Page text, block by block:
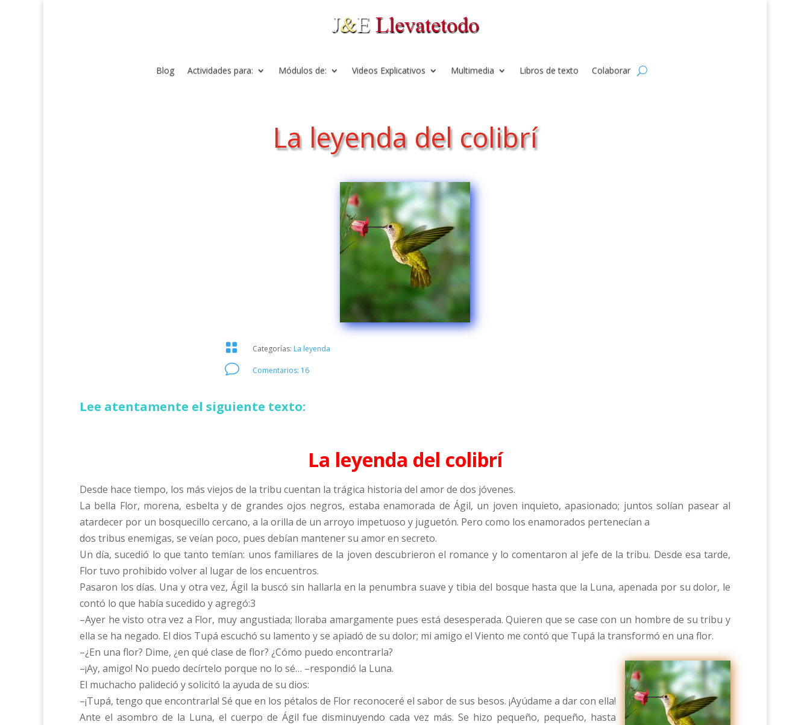
Blog Actividades para: Módulos de: Videos Explicativos Multimedia Libros de texto Colaborar
La leyenda del colibrí
 Categorías: La leyenda
v Comentarios: 16
Lee atentamente el siguiente texto:
La leyenda del colibrí
Desde hace tiempo, los más viejos de la tribu cuentan la trágica historia del amor de dos jóvenes.
La bella Flor, morena, esbelta y de grandes ojos negros, estaba enamorada de Ágil, un joven inquieto, apasionado; juntos solían pasear al
atardecer por un bosquecillo cercano, a la orilla de un arroyo impetuoso y juguetón. Pero como los enamorados pertenecían a
dos tribus enemigas, se veían poco, pues debían mantener su amor en secreto.
Un día, sucedió lo que tanto temían: unos familiares de la joven descubrieron el romance y lo comentaron al jefe de la tribu. Desde esa tarde,
Flor tuvo prohibido volver al lugar de los encuentros.
Pasaron los días. Una y otra vez, Ágil la buscó sin hallarla en la penumbra suave y tibia del bosque hasta que la Luna, apenada por su dolor, le
contó lo que había sucedido y agregó:3
–Ayer he visto otra vez a Flor, muy angustiada; lloraba amargamente pues está desesperada. Quieren que se case con un hombre de su tribu y
ella se ha negado. El dios Tupá escuchó su lamento y se apiadó de su dolor; mi amigo el Viento me contó que Tupá la transformó en una flor.
–¿En una flor? Dime, ¿en qué clase de flor? ¿Cómo puedo encontrarla?
–¡Ay, amigo! No puedo decírtelo porque no lo sé… –respondió la Luna.
El muchacho palideció y solicitó la ayuda de su dios:
–¡Tupá, tengo que encontrarla! Sé que en los pétalos de Flor reconoceré el sabor de sus besos. ¡Ayúdame a dar con ella!
Ante el asombro de la Luna, el cuerpo de Ágil fue disminuyendo cada vez más. Se hizo pequeño, pequeño, hasta